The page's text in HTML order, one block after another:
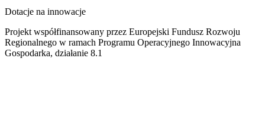
Dotacje na innowacje
Projekt współfinansowany przez Europejski Fundusz Rozwoju
Regionalnego w ramach Programu Operacyjnego Innowacyjna
Gospodarka, działanie 8.1